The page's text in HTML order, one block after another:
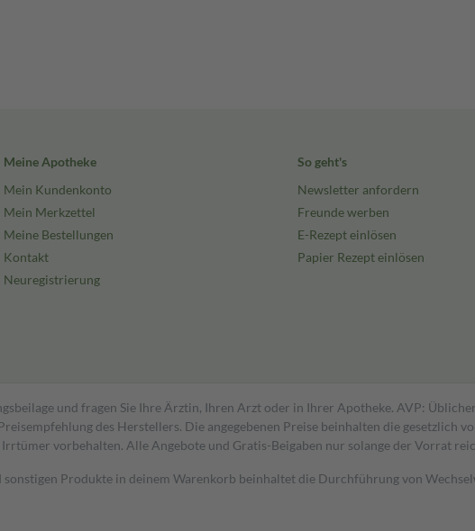
Meine Apotheke
Mein Kundenkonto
Mein Merkzettel
Meine Bestellungen
Kontakt
Neuregistrierung
So geht's
Newsletter anfordern
Freunde werben
E-Rezept einlösen
Papier Rezept einlösen
und fragen Sie Ihre Ärztin, Ihren Arzt oder in Ihrer Apotheke. AVP:
des Herstellers. Die angegebenen Preise beinhalten die gesetzlich
vorbehalten. Alle Angebote und Gratis-Beigaben nur solange der Vorrat
Produkte in deinem Warenkorb beinhaltet die Durchführung von